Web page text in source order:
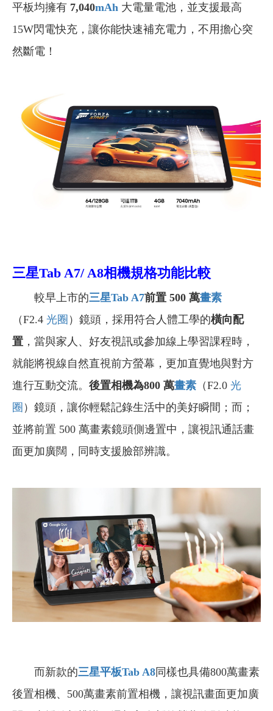
平板均擁有 7,040mAh 大電量電池，並支援最高
15W閃電快充，讓你能快速補充電力，不用擔心突
然斷電！
三星Tab A7/ A8相機規格功能比較
較早上市的三星Tab A7前置 500 萬畫素
（F2.4 光圈 ）鏡頭，採用符合人體工學的橫向配
置 ，當與家人、好友視訊或參加線上學習課程時，
就能將視線自然直視前方螢幕，更加直覺地與對方
進行互動交流。 後置相機為800 萬畫素 （F2.0 光
圈 ）鏡頭，讓你輕鬆記錄生活中的美好瞬間；而；
並將前置 500 萬畫素鏡頭側邊置中，讓視訊通話畫
面更加廣闊，同時支援臉部辨識。
而新款的三星平板Tab A8同樣也具備800萬畫素
後置相機、500萬畫素前置相機，讓視訊畫面更加廣